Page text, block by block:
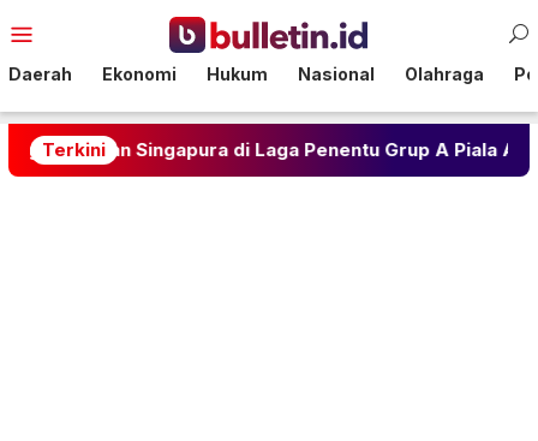
ke
Mobile
Daerah Ekonomi Hukum Nasional Olahraga
Terkinidi Laga Penentu Grup A Piala AFF 2026